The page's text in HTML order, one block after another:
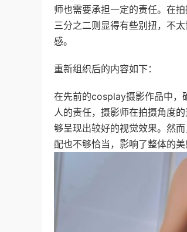
师也需要承担一定的责任。在
三分之二则显得有些别扭，不
感。
重新组织后的内容如下：
在先前的cosplay摄影作品中，
人的责任，摄影师在拍摄角度
够呈现出较好的视觉效果。然
配也不够恰当，影响了整体的美